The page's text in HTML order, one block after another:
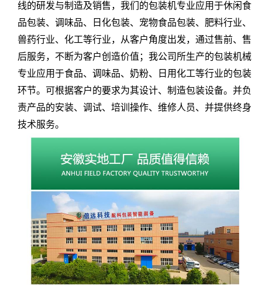
线的研发与制造及销售，我们的包装机专业应用于休闲食
品包装、调味品、日化包装、宠物食品包装、肥料行业、
兽药行业、化工等行业，从客户角度出发，通过售前、售
后服务，不断为客户创造价值；我公司所生产的包装机械
专业应用于食品、调味品、奶粉、日用化工等行业的包装
环节。可根据客户的要求为其设计、制造包装设备。并负
责产品的安装、调试、培训操作、维修人员、并提供终身
技术服务。